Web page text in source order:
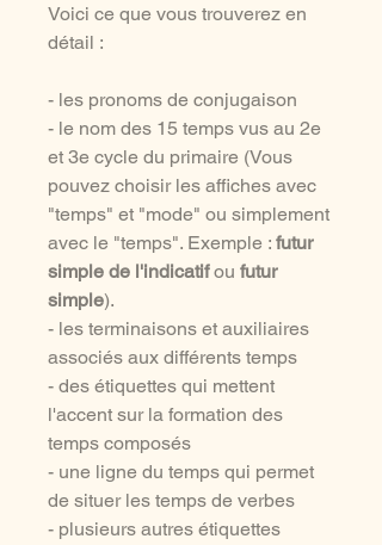
Voici ce que vous trouverez en
détail :
- les pronoms de conjugaison
- le nom des 15 temps vus au 2e
et 3e cycle du primaire (Vous
pouvez choisir les affiches avec
"temps" et "mode" ou simplement
avec le "temps". Exemple : futur
simple de l'indicatifou futur
simple).
- les terminaisons et auxiliaires
associés aux différents temps
- des étiquettes qui mettent
l'accent sur la formation des
temps composés
- une ligne du temps qui permet
de situer les temps de verbes
- plusieurs autres étiquettes